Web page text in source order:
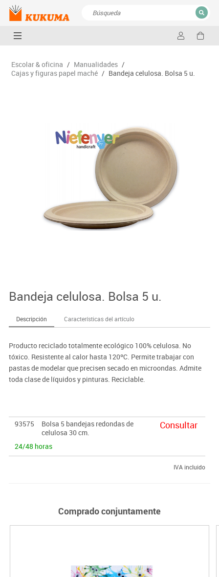
CERRAR
Escolar & oficina / Manualidades /
Cajas y figuras papel maché / Bandeja celulosa. Bolsa 5 u.
Bandeja celulosa. Bolsa 5 u.
Descripción Características del artículo
Producto reciclado totalmente ecológico 100% celulosa. No
tóxico. Resistente al calor hasta 120ºC. Permite trabajar con
pastas de modelar que precisen secado en microondas. Admite
toda clase de líquidos y pinturas. Reciclable.
93575
Bolsa 5 bandejas redondas de
celulosa 30 cm.
24/48 horas
Consultar
IVA incluido
Comprado conjuntamente